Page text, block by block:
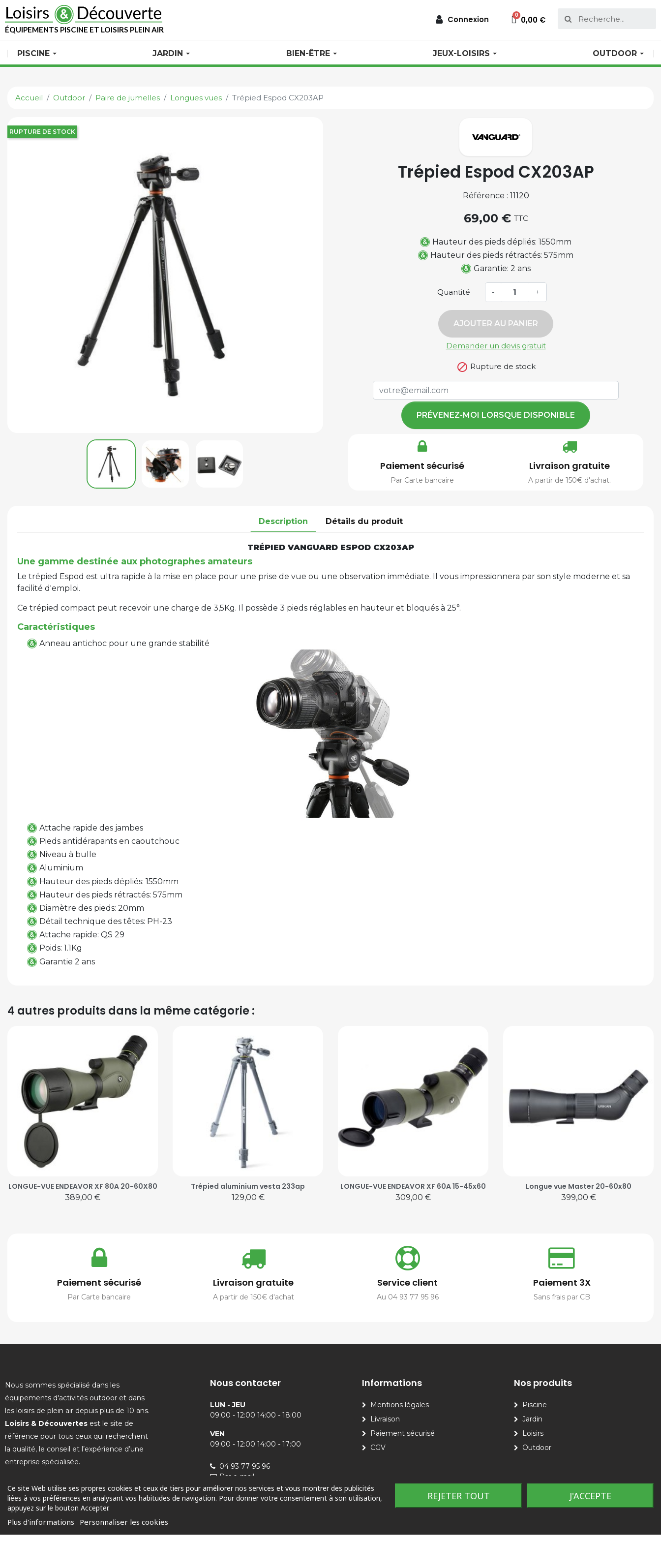
ÉQUIPEMENTS PISCINE ET LOISIRS PLEIN AIR
Connexion 0,00 €
PISCINE JARDIN BIEN-ÊTRE JEUX-LOISIRS OUTDOOR
Accueil Outdoor Paire de jumelles Longues vues Trépied Espod CX203AP
RUPTURE DE STOCK
Trépied Espod CX203AP
Référence : 11120
69,00 € TTC
Hauteur des pieds dépliés: 1550mm
Hauteur des pieds rétractés: 575mm
Garantie: 2 ans
Quantité - +
AJOUTER AU PANIER
Demander un devis gratuit
 Rupture de stock
PRÉVENEZ-MOI LORSQUE DISPONIBLE
Paiement sécurisé
Par Carte bancaire
Livraison gratuite
A partir de 150€ d'achat.
Description Détails du produit
TRÉPIED VANGUARD ESPOD CX203AP
Une gamme destinée aux photographes amateurs
Le trépied Espod est ultra rapide à la mise en place pour une prise de vue ou une observation immédiate. Il vous impressionnera par son style moderne et sa
facilité d'emploi.
Ce trépied compact peut recevoir une charge de 3,5Kg. Il possède 3 pieds réglables en hauteur et bloqués à 25°.
Caractéristiques
Anneau antichoc pour une grande stabilité
Attache rapide des jambes
Pieds antidérapants en caoutchouc
Niveau à bulle
Aluminium
Hauteur des pieds dépliés: 1550mm
Hauteur des pieds rétractés: 575mm
Diamètre des pieds: 20mm
Détail technique des têtes: PH-23
Attache rapide: QS 29
Poids: 1.1Kg
Garantie 2 ans
4 autres produits dans la même catégorie :
LONGUE-VUE ENDEAVOR XF 80A 20-60X80
Prix
389,00 €
Trépied aluminium vesta 233ap
Prix
129,00 €
LONGUE-VUE ENDEAVOR XF 60A 15-45x60
Prix
309,00 €
Longue vue Master 20-60x80
Prix
399,00 €
Paiement sécurisé
Par Carte bancaire
Livraison gratuite
A partir de 150€ d'achat
Service client
Au 04 93 77 95 96
Paiement 3X
Sans frais par CB
Nous sommes spécialisé dans les
équipements d'activités outdoor et dans
les loisirs de plein air depuis plus de 10 ans.
Loisirs & Découvertes est le site de
référence pour tous ceux qui recherchent
la qualité, le conseil et l’expérience d’une
entreprise spécialisée.
Nous contacter
LUN - JEU
09:00 - 12:00 14:00 - 18:00
VEN
09:00 - 12:00 14:00 - 17:00
04 93 77 95 96
Par e-mail
Informations
Mentions légales
Livraison
Paiement sécurisé
CGV
Nos produits
Piscine
Jardin
Loisirs
Outdoor
© 2025 Tous droits réservés
Ce site Web utilise ses propres cookies et ceux de tiers pour améliorer nos services et vous montrer des publicités
liées à vos préférences en analysant vos habitudes de navigation. Pour donner votre consentement à son utilisation,
appuyez sur le bouton Accepter.
Plus d'informations Personnaliser les cookies
REJETER TOUT J'ACCEPTE